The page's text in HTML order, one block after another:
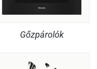
Gőzpárolók